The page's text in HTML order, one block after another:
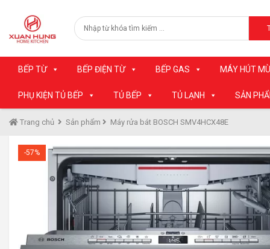
BẾP TỪ BẾP ĐIỆN TỪ BẾP GAS MÁY HÚT MÙI
PHỤ KIỆN TỦ BẾP TỦ BẾP TỦ LẠNH SẢN
Trang chủ Sản phẩm Máy rửa bát BOSCH SMV4HCX48E
-57%